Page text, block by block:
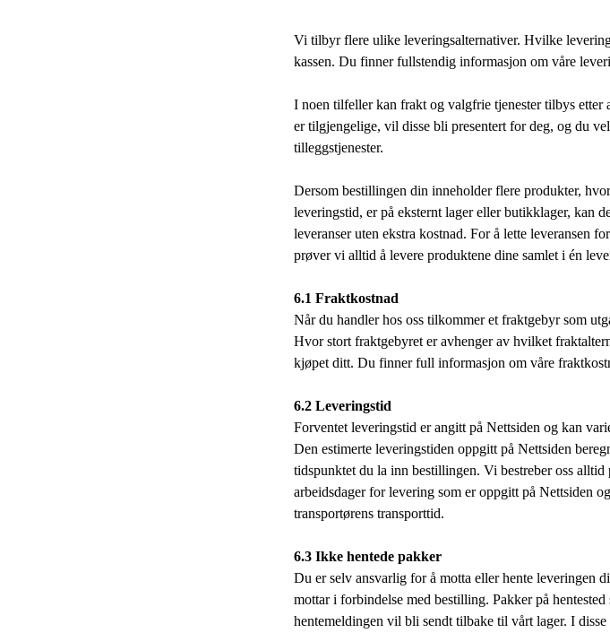
Vi tilbyr flere ulike leveringsalternativer. Hvilke
kassen. Du finner fullstendig informasjon om våre
I noen tilfeller kan frakt og valgfrie tjenester tilbys
er tilgjengelige, vil disse bli presentert for deg, og du
tilleggstjenester.
Dersom bestillingen din inneholder flere produkter,
leveringstid, er på eksternt lager eller butikklager, kan
leveranser uten ekstra kostnad. For å lette leveransen
prøver vi alltid å levere produktene dine samlet i én
6.1 Fraktkostnad
Når du handler hos oss tilkommer et fraktgebyr som
Hvor stort fraktgebyret er avhenger av hvilket
kjøpet ditt. Du finner full informasjon om våre
6.2 Leveringstid
Forventet leveringstid er angitt på Nettsiden og kan
Den estimerte leveringstiden oppgitt på Nettsiden
tidspunktet du la inn bestillingen. Vi bestreber oss
arbeidsdager for levering som er oppgitt på Nettsiden
transportørens transporttid.
6.3 Ikke hentede pakker
Du er selv ansvarlig for å motta eller hente leveringen
mottar i forbindelse med bestilling. Pakker på
hentemeldingen vil bli sendt tilbake til vårt lager. I